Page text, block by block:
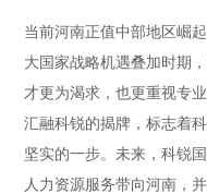
当前河南正值中部地区崛
大国家战略机遇叠加时期
才更为渴求，也更重视专
汇融科锐的揭牌，标志着
坚实的一步。未来，科锐
人力资源服务带向河南，